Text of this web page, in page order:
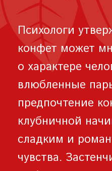
Психологи
конфет может
о характере
влюбленные
предпочтение
клубничной
сладким и
чувства.